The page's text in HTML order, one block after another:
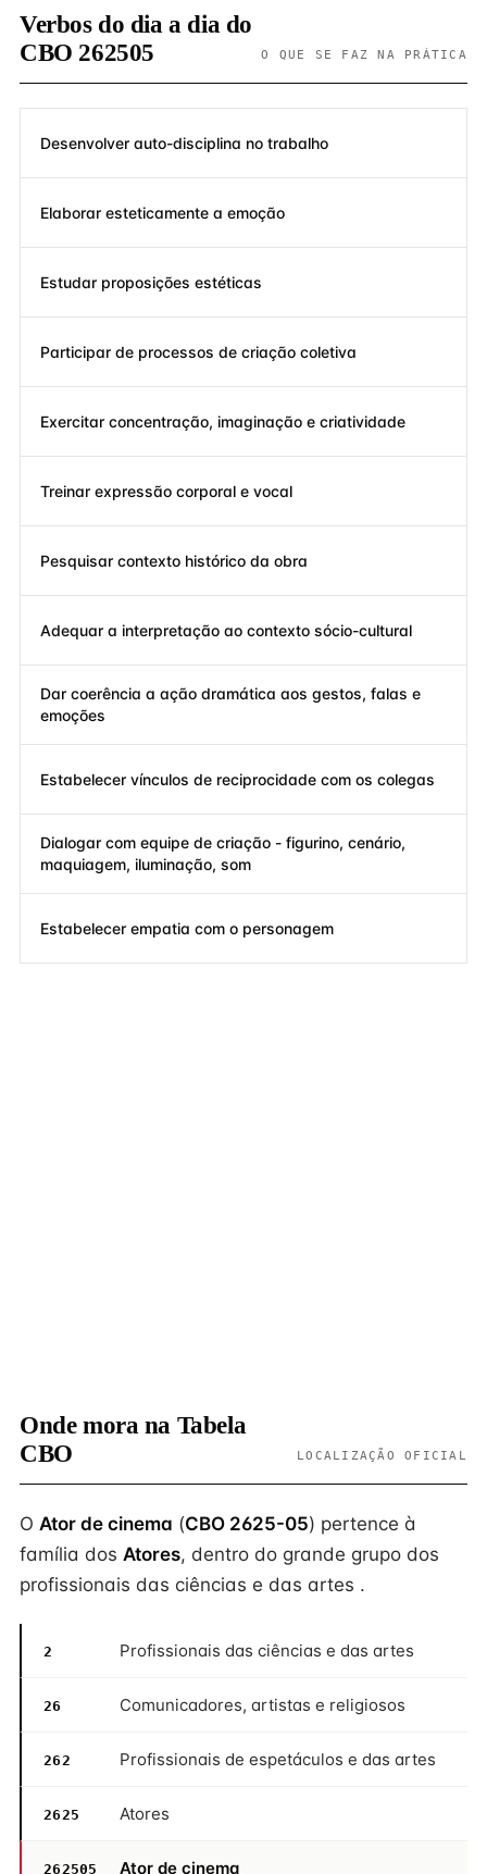
Verbos do dia a dia do
CBO 262505
O QUE SE FAZ NA PRÁTICA
Desenvolver auto-disciplina no trabalho
Elaborar esteticamente a emoção
Estudar proposições estéticas
Participar de processos de criação coletiva
Exercitar concentração, imaginação e criatividade
Treinar expressão corporal e vocal
Pesquisar contexto histórico da obra
Adequar a interpretação ao contexto sócio-cultural
Dar coerência a ação dramática aos gestos, falas e
emoções
Estabelecer vínculos de reciprocidade com os colegas
Dialogar com equipe de criação - figurino, cenário,
maquiagem, iluminação, som
Estabelecer empatia com o personagem
Onde mora na Tabela
CBO
LOCALIZAÇÃO OFICIAL
O Ator de cinema (CBO 2625-05) pertence à
família dos Atores, dentro do grande grupo dos
profissionais das ciências e das artes .
2 Profissionais das ciências e das artes
26 Comunicadores, artistas e religiosos
262 Profissionais de espetáculos e das artes
2625 Atores
262505 Ator de cinema